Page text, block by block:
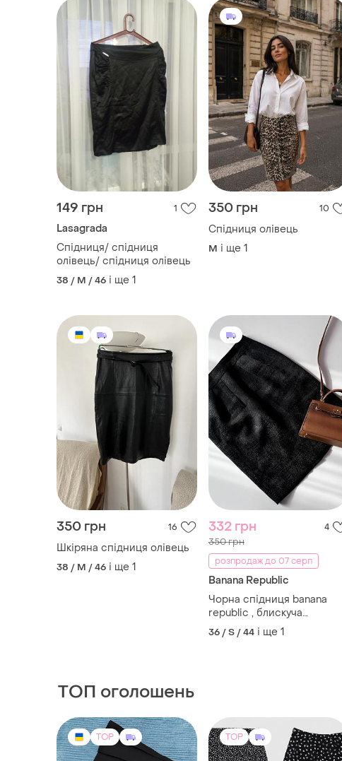
149 грн 1
Lasagrada
Спідниця/ спідниця
олівець/ спідниця олівець
38 / M / 46 і ще 1
350 грн 10
Спідниця олівець
M і ще 1
350 грн 16
Шкіряна спідниця олівець
38 / M / 46 і ще 1
332 грн 4
350 грн
розпродаж до 07 серп
Banana Republic
Чорна спідниця banana
republic , блискуча
спідниця-олівець, чорна
спідниця олівець
36 / S / 44 і ще 1
ТОП оголошень
TOP TOP